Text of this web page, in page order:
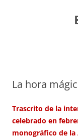
La hora
Trascrito de la
celebrado en
monográfico de la